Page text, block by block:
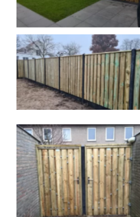
Hout beton schuttingen
Tuindeur grenen